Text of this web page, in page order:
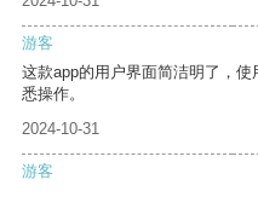
游客
这款app的用户界面简洁明了，
悉操作。
2024-10-31
游客